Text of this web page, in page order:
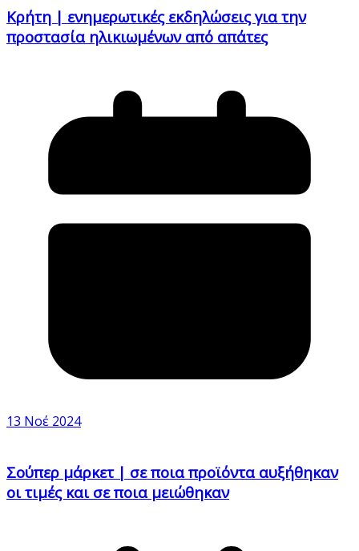
Κρήτη | ενημερωτικές εκδηλώσεις για την
προστασία ηλικιωμένων από απάτες
13 Νοέ 2024
Σούπερ μάρκετ | σε ποια προϊόντα αυξήθηκαν
οι τιμές και σε ποια μειώθηκαν